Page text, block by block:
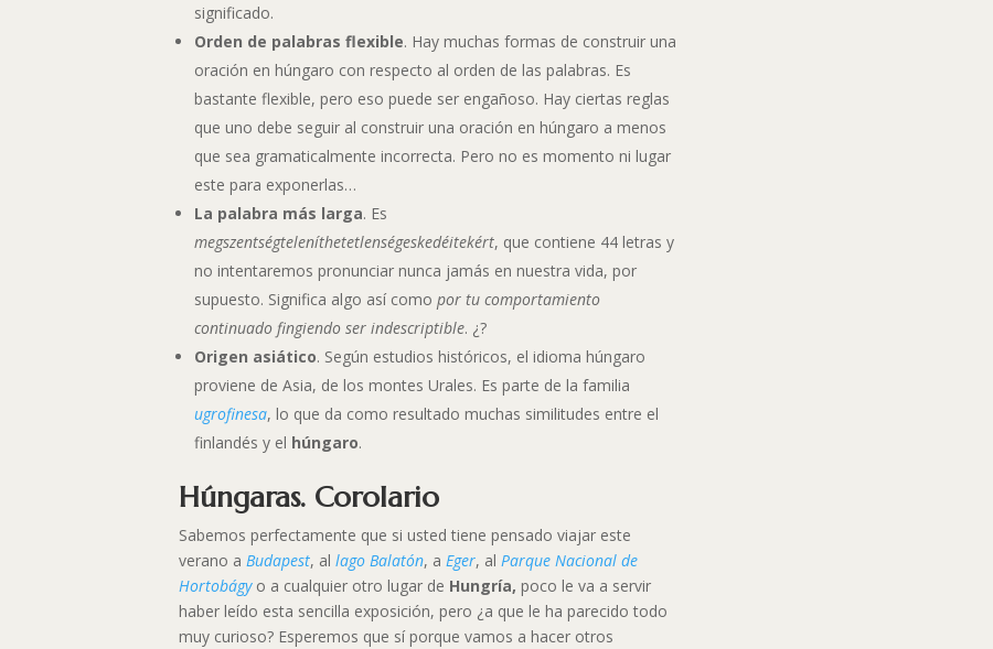
significado.
Orden de palabras flexible. Hay muchas formas de construir una
oración en húngaro con respecto al orden de las palabras. Es
bastante flexible, pero eso puede ser engañoso. Hay ciertas reglas
que uno debe seguir al construir una oración en húngaro a menos
que sea gramaticalmente incorrecta. Pero no es momento ni lugar
este para exponerlas…
La palabra más larga. Es
megszentségteleníthetetlenségeskedéitekért, que contiene 44 letras y
no intentaremos pronunciar nunca jamás en nuestra vida, por
supuesto. Significa algo así comopor tu comportamiento
continuado fingiendo ser indescriptible. ¿?
Origen asiático. Según estudios históricos, el idioma húngaro
proviene de Asia, de los montes Urales. Es parte de la familia
ugrofinesa, lo que da como resultado muchas similitudes entre el
finlandés y el húngaro.
Húngaras. Corolario
Sabemos perfectamente que si usted tiene pensado viajar este
verano aBudapest, allago Balatón, aEger, alParque Nacional de
Hortobágyo a cualquier otro lugar de Hungría, poco le va a servir
haber leído esta sencilla exposición, pero ¿a que le ha parecido todo
muy curioso? Esperemos que sí porque vamos a hacer otros